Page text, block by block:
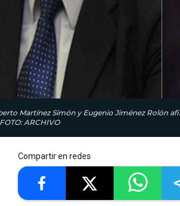
Martínez Simón y Eugenio Jiménez Rolón
ARCHIVO
Compartir en redes